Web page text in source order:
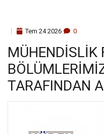
Tem 24 2026 0
MÜHENDISLIK
TARAFINDAN